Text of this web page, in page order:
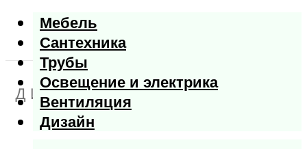
Мебель
Сантехника
Трубы
Освещение и электрика
Вентиляция
Дизайн